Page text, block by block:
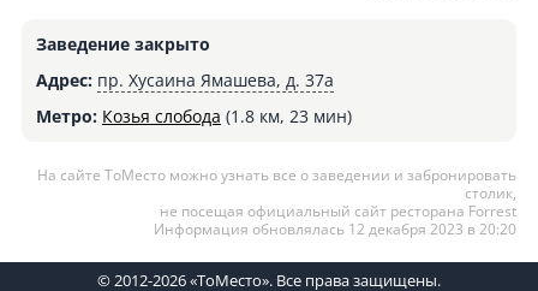
Заведение закрыто
Адрес: пр. Хусаина Ямашева, д. 37а
Метро: Козья слобода (1.8 км, 23 мин)
На сайте ТоМесто можно узнать все о заведении и забронировать
столик,
не посещая официальный сайт ресторана Forrest
Информация обновлялась 12 декабря 2023 в 20:20
© 2012-2026 «ТоМесто». Все права защищены.